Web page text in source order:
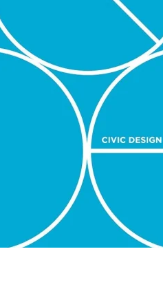
Ce livre veut montrer qu’il existe
de nouvelles façons de
comprendre et de transformer
les territoires.
LIRE